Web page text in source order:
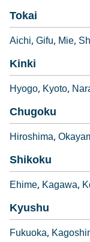
Tokai
Aichi Gifu Mie
Kinki
Hyogo Kyoto
Chugoku
Hiroshima
Shikoku
Ehime Kagawa
Kyushu
Fukuoka